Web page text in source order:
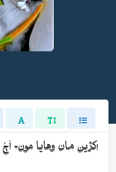
اکڙين مان وهايا مون- اَڄُ